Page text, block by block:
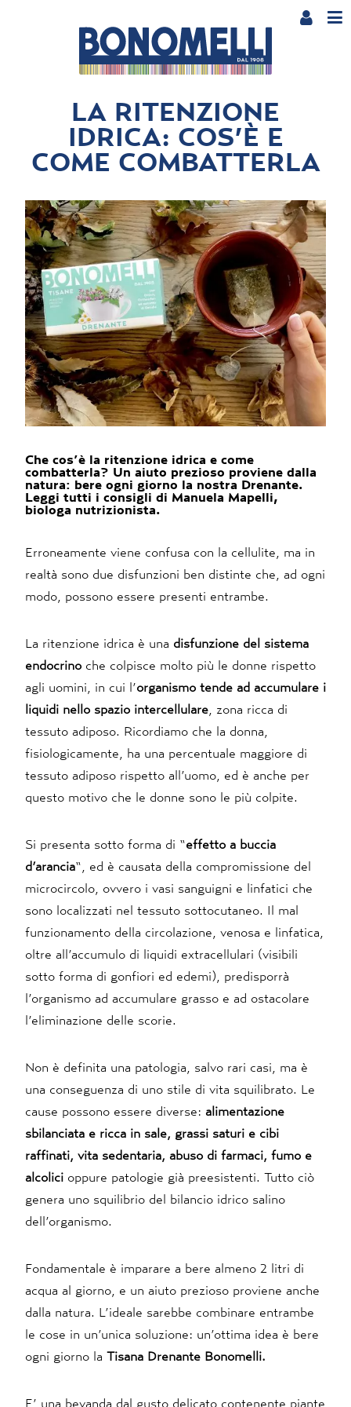
LA RITENZIONE
IDRICA: COS’È E
COME COMBATTERLA
Che cos’è la ritenzione idrica e come
combatterla? Un aiuto prezioso proviene dalla
natura: bere ogni giorno la nostra Drenante.
Leggi tutti i consigli di Manuela Mapelli,
biologa nutrizionista.
Erroneamente viene confusa con la cellulite, ma in
realtà sono due disfunzioni ben distinte che, ad ogni
modo, possono essere presenti entrambe.
La ritenzione idrica è una disfunzione del sistema
endocrino che colpisce molto più le donne rispetto
agli uomini, in cui l’organismo tende ad accumulare i
liquidi nello spazio intercellulare , zona ricca di
tessuto adiposo. Ricordiamo che la donna,
fisiologicamente, ha una percentuale maggiore di
tessuto adiposo rispetto all’uomo, ed è anche per
questo motivo che le donne sono le più colpite.
Si presenta sotto forma di “effetto a buccia
d’arancia“, ed è causata della compromissione del
microcircolo, ovvero i vasi sanguigni e linfatici che
sono localizzati nel tessuto sottocutaneo. Il mal
funzionamento della circolazione, venosa e linfatica,
oltre all’accumulo di liquidi extracellulari (visibili
sotto forma di gonfiori ed edemi), predisporrà
l’organismo ad accumulare grasso e ad ostacolare
l’eliminazione delle scorie.
Non è definita una patologia, salvo rari casi, ma è
una conseguenza di uno stile di vita squilibrato. Le
cause possono essere diverse: alimentazione
sbilanciata e ricca in sale, grassi saturi e cibi
raffinati, vita sedentaria, abuso di farmaci, fumo e
alcolici oppure patologie già preesistenti. Tutto ciò
genera uno squilibrio del bilancio idrico salino
dell’organismo.
Fondamentale è imparare a bere almeno 2 litri di
acqua al giorno, e un aiuto prezioso proviene anche
dalla natura. L’ideale sarebbe combinare entrambe
le cose in un’unica soluzione: un’ottima idea è bere
ogni giorno la Tisana Drenante Bonomelli.
E’ una bevanda dal gusto delicato contenente piante